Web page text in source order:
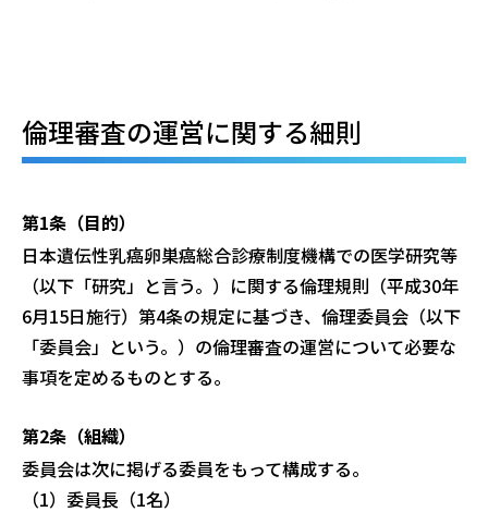
倫理審査の運営に関する細則
第1条（目的）
日本遺伝性乳癌卵巣癌総合診療制度機構での医学研究等
（以下「研究」と言う。） に関する倫理規則（平成30年
6月15日施行）第4条の規定に基づき、倫理委員会（以下
「委員会」という。）の倫理審査の運営について必要な
事項を定めるものとする。
第2条（組織）
委員会は次に掲げる委員をもって構成する。
（1）委員長（1名）